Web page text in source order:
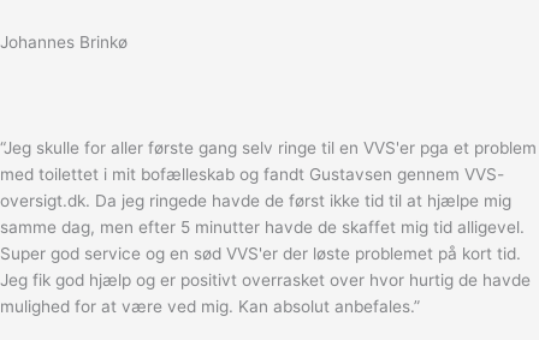
Johannes Brinkø
“Jeg skulle for aller første gang selv ringe til en VVS'er pga et problem
med toilettet i mit bofælleskab og fandt Gustavsen gennem VVS-
oversigt.dk. Da jeg ringede havde de først ikke tid til at hjælpe mig
samme dag, men efter 5 minutter havde de skaffet mig tid alligevel.
Super god service og en sød VVS'er der løste problemet på kort tid.
Jeg fik god hjælp og er positivt overrasket over hvor hurtig de havde
mulighed for at være ved mig. Kan absolut anbefales.”